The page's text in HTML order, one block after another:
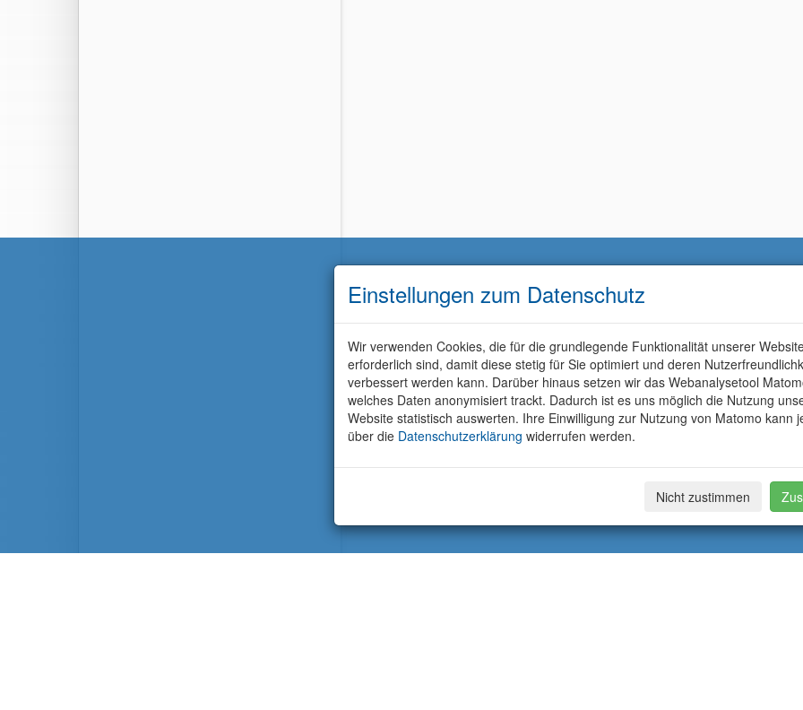
Einstellungen zum Datenschutz
Wir verwenden Cookies, die für die grundlegende Funktionalität unserer
erforderlich sind, damit diese stetig für Sie optimiert und deren
verbessert werden kann. Darüber hinaus setzen wir das Webanalysetool
welches Daten anonymisiert trackt. Dadurch ist es uns möglich die Nutzung
Website statistisch auswerten. Ihre Einwilligung zur Nutzung von Matomo kann
über die Datenschutzerklärung widerrufen werden.
Nicht zustimmen